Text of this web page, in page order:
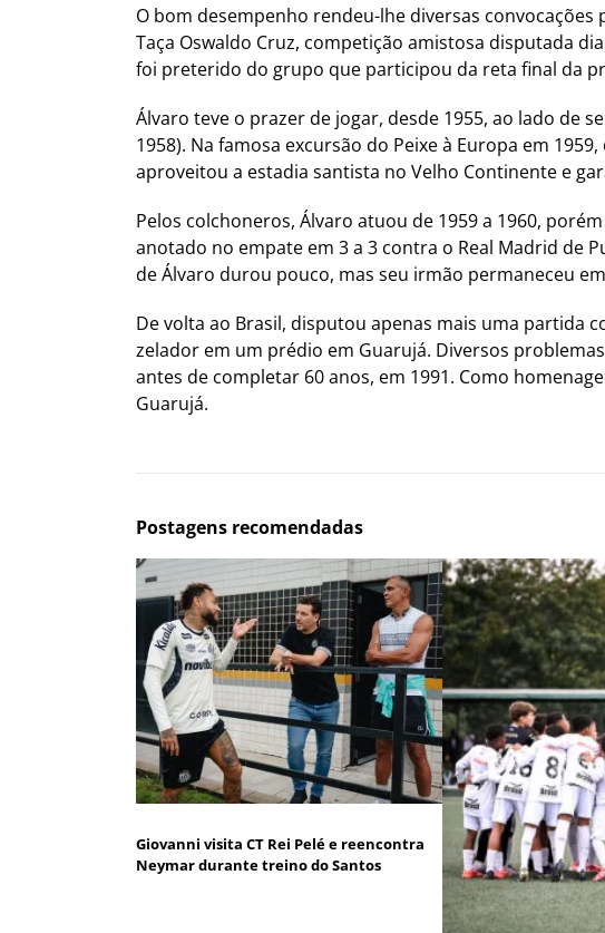
O bom desempenho rendeu-lhe diversas convocações
Taça Oswaldo Cruz, competição amistosa disputada
foi preterido do grupo que participou da reta final da
Álvaro teve o prazer de jogar, desde 1955, ao lado de
1958). Na famosa excursão do Peixe à Europa em
aproveitou a estadia santista no Velho Continente e
Pelos colchoneros, Álvaro atuou de 1959 a 1960,
anotado no empate em 3 a 3 contra o Real Madrid de
de Álvaro durou pouco, mas seu irmão permaneceu
De volta ao Brasil, disputou apenas mais uma partida
zelador em um prédio em Guarujá. Diversos
antes de completar 60 anos, em 1991. Como
Guarujá.
Postagens recomendadas
Giovanni visita CT Rei Pelé e reencontra
Neymar durante treino do Santos